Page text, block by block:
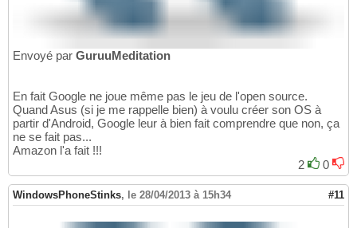
Envoyé par GuruuMeditation
En fait Google ne joue même pas le jeu de l'open source.
Quand Asus (si je me rappelle bien) à voulu créer son OS à
partir d'Android, Google leur à bien fait comprendre que non, ça
ne se fait pas...
Amazon l'a fait !!!
2
0
WindowsPhoneStinks, le 28/04/2013 à 15h34 #11